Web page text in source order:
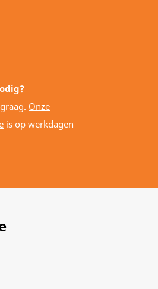
Onze
is op werkdagen